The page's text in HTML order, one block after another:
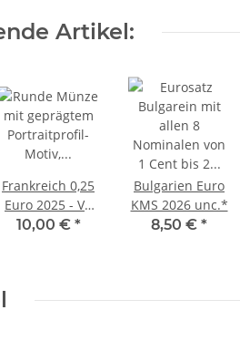
Artikel:
Frankreich 0,25
Euro 2025 - VE
Day - Kanada
10,00 € *
Bulgarien Euro
KMS 2026 unc.*
8,50 € *